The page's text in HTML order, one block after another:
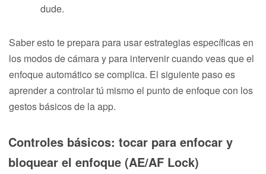
dude.
Saber esto te prepara para usar estrategias específicas en
los modos de cámara y para intervenir cuando veas que el
enfoque automático se complica. El siguiente paso es
aprender a controlar tú mismo el punto de enfoque con los
gestos básicos de la app.
Controles básicos: tocar para enfocar y
bloquear el enfoque (AE/AF Lock)